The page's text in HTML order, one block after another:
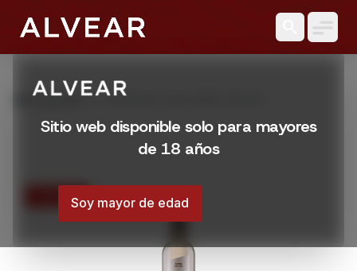
Sitio web disponible solo para mayores
de 18 años
Soy mayor de edad
Productos LICOR DE COCO DEEP 750 ML
15% OFF